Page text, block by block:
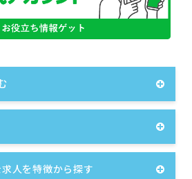
人を特徴から探す